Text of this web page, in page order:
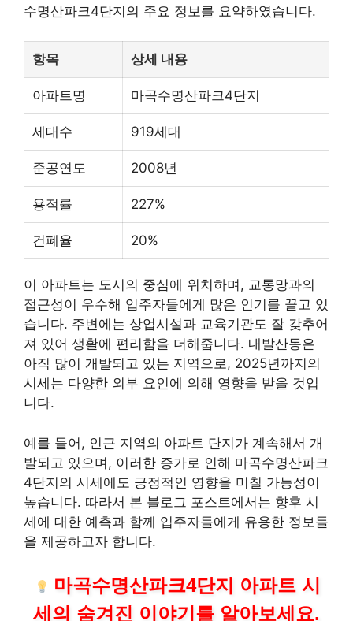
수명산파크4단지의 주요 정보를 요약하였습니다.
항목 상세 내용
아파트명 마곡수명산파크4단지
세대수 919세대
준공연도 2008년
용적률 227%
건폐율 20%
이 아파트는 도시의 중심에 위치하며, 교통망과의
접근성이 우수해 입주자들에게 많은 인기를 끌고 있
습니다. 주변에는 상업시설과 교육기관도 잘 갖추어
져 있어 생활에 편리함을 더해줍니다. 내발산동은
아직 많이 개발되고 있는 지역으로, 2025년까지의
시세는 다양한 외부 요인에 의해 영향을 받을 것입
니다.
예를 들어, 인근 지역의 아파트 단지가 계속해서 개
발되고 있으며, 이러한 증가로 인해 마곡수명산파크
4단지의 시세에도 긍정적인 영향을 미칠 가능성이
높습니다. 따라서 본 블로그 포스트에서는 향후 시
세에 대한 예측과 함께 입주자들에게 유용한 정보들
을 제공하고자 합니다.
마곡수명산파크4단지 아파트 시
세의 숨겨진 이야기를 알아보세요.